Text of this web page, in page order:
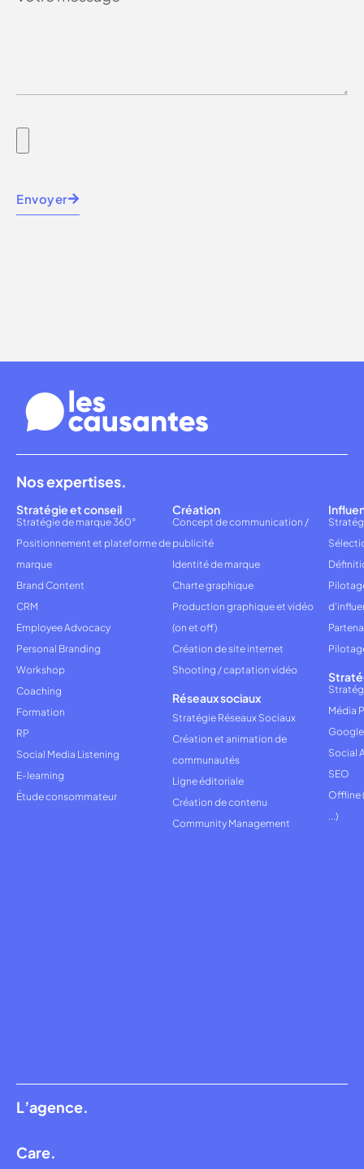
Envoyer
L’agence.
Care.
Nos expertises.
Stratégie et conseil
Stratégie de marque 360°
Positionnement et plateforme de
marque
Brand Content
CRM
Employee Advocacy
Personal Branding
Workshop
Coaching
Formation
RP
Social Media Listening
E-learning
Étude consommateur
Création
Concept de communication /
publicité
Identité de marque
Charte graphique
Production graphique et vidéo
(on et off)
Création de site internet
Shooting / captation vidéo
Réseaux sociaux
Stratégie Réseaux Sociaux
Création et animation de
communautés
Ligne éditoriale
Création de contenu
Community Management
Média
Social
SEO
Offline
...)